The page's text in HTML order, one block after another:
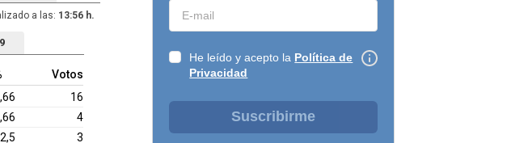
a las: 13:56 h.
Votos
16
4
3
He leído y acepto la Política de
Privacidad
Suscribirme